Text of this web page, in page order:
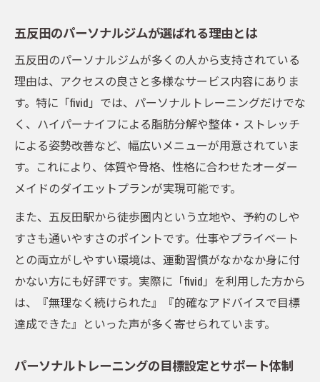
五反田のパーソナルトレーニングと食事サ
ポート体制
無理なく続く食事指導付きパーソナルジム
の魅力
健康的に痩せるための食事習慣づくりを解
説
本気で変わるならパーソナルトレーニングが最
適
パーソナルジムの本気サポートが目標実現
を後押し
パーソナルトレーニングによる生活習慣の
変化
五反田のジムで感じる達成感と自己成長体
験
ント
五反田のパーソナルジムが選ばれる理由とは
五反田のパーソナルジムが多くの人から支持されている
理由は、アクセスの良さと多様なサービス内容にありま
す。特に「fivid」では、パーソナルトレーニングだけでな
く、ハイパーナイフによる脂肪分解や整体・ストレッチ
による姿勢改善など、幅広いメニューが用意されていま
す。これにより、体質や骨格、性格に合わせたオーダー
メイドのダイエットプランが実現可能です。
また、五反田駅から徒歩圏内という立地や、予約のしや
すさも通いやすさのポイントです。仕事やプライベート
との両立がしやすい環境は、運動習慣がなかなか身に付
かない方にも好評です。実際に「fivid」を利用した方から
は、『無理なく続けられた』『的確なアドバイスで目標
達成できた』といった声が多く寄せられています。
パーソナルトレーニングの目標設定とサポート体制